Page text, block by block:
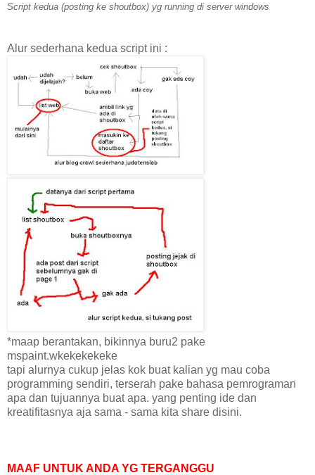
Script kedua (posting ke shoutbox) yg running di server windows
Alur sederhana kedua script ini :
*maap berantakan, bikinnya buru2 pake
mspaint.wkekekekeke
tapi alurnya cukup jelas kok buat kalian yg mau coba
programming sendiri, terserah pake bahasa pemrograman
apa dan tujuannya buat apa. yang penting ide dan
kreatifitasnya aja sama - sama kita share disini.
MAAF UNTUK ANDA YG TERGANGGU